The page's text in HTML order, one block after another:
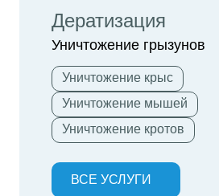
Дератизация
Уничтожение грызунов
Уничтожение крыс
Уничтожение мышей
Уничтожение кротов
ВСЕ УСЛУГИ